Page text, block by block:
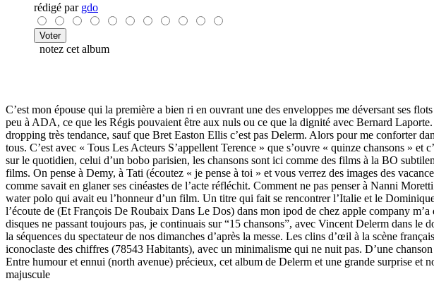
rédigé par gdo
notez cet album
C’est mon épouse qui la première a bien ri en ouvrant une des enveloppes me déversant ses
peu à ADA, ce que les Régis pouvaient être aux nuls ou ce que la dignité avec Bernard
dropping très tendance, sauf que Bret Easton Ellis c’est pas Delerm. Alors pour me conforter
tous. C’est avec « Tous Les Acteurs S’appellent Terence » que s’ouvre « quinze chansons »
sur le quotidien, celui d’un bobo parisien, les chansons sont ici comme des films à la BO
films. On pense à Demy, à Tati (écoutez « je pense à toi » et vous verrez des images des
comme savait en glaner ses cinéastes de l’acte réfléchit. Comment ne pas penser à Nanni
water polo qui avait eu l’honneur d’un film. Un titre qui fait se rencontrer l’Italie et le
l’écoute de (Et François De Roubaix Dans Le Dos) dans mon ipod de chez apple company
disques ne passant toujours pas, je continuais sur “15 chansons”, avec Vincent Delerm dans
la séquences du spectateur de nos dimanches d’après la messe. Les clins d’œil à la scène
iconoclaste des chiffres (78543 Habitants), avec un minimalisme qui ne nuit pas. D’une
Entre humour et ennui (north avenue) précieux, cet album de Delerm et une grande surprise et
majuscule